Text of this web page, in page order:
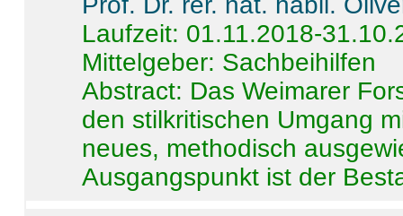
Laufzeit: 01.11.2018-
Mittelgeber: Sachbeihilfen
Abstract: Das Weimarer
den stilkritischen Umgang
neues, methodisch
Ausgangspunkt ist der